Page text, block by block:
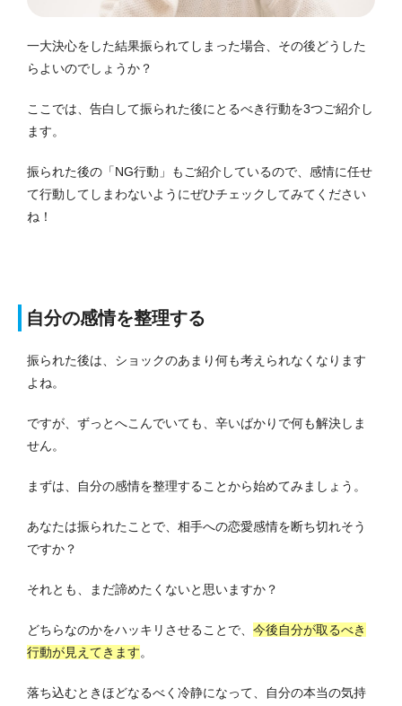
一大決心をした結果振られてしまった場合、その後どうした
らよいのでしょうか？
ここでは、告白して振られた後にとるべき行動を3つご紹介し
ます。
振られた後の「NG行動」もご紹介しているので、感情に任せ
て行動してしまわないようにぜひチェックしてみてください
ね！
自分の感情を整理する
振られた後は、ショックのあまり何も考えられなくなります
よね。
ですが、ずっとへこんでいても、辛いばかりで何も解決しま
せん。
まずは、自分の感情を整理することから始めてみましょう。
あなたは振られたことで、相手への恋愛感情を断ち切れそう
ですか？
それとも、まだ諦めたくないと思いますか？
どちらなのかをハッキリさせることで、 今後自分が取るべき
行動が見えてきます。
落ち込むときほどなるべく冷静になって、自分の本当の気持